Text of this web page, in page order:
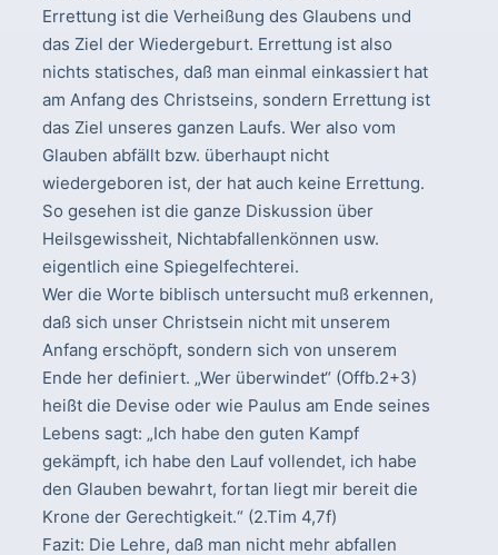
Errettung ist die Verheißung des Glaubens und
das Ziel der Wiedergeburt. Errettung ist also
nichts statisches, daß man einmal einkassiert hat
am Anfang des Christseins, sondern Errettung ist
das Ziel unseres ganzen Laufs. Wer also vom
Glauben abfällt bzw. überhaupt nicht
wiedergeboren ist, der hat auch keine Errettung.
So gesehen ist die ganze Diskussion über
Heilsgewissheit, Nichtabfallenkönnen usw.
eigentlich eine Spiegelfechterei.
Wer die Worte biblisch untersucht muß erkennen,
daß sich unser Christsein nicht mit unserem
Anfang erschöpft, sondern sich von unserem
Ende her definiert. „Wer überwindet“ (Offb.2+3)
heißt die Devise oder wie Paulus am Ende seines
Lebens sagt: „Ich habe den guten Kampf
gekämpft, ich habe den Lauf vollendet, ich habe
den Glauben bewahrt, fortan liegt mir bereit die
Krone der Gerechtigkeit.“ (2.Tim 4,7f)
Fazit: Die Lehre, daß man nicht mehr abfallen